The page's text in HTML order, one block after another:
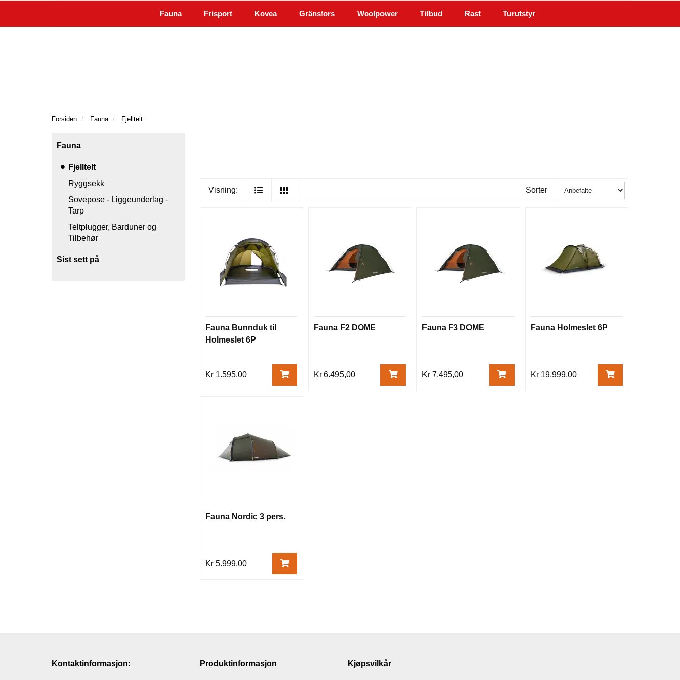
Kontakt ossFauna Frisport Kovea Gränsfors Woolpower Tilbud Rast Turutstyr
Forsiden Fauna Fjelltelt
Fauna
Fjelltelt
Ryggsekk
Sovepose - Liggeunderlag -
Tarp
Teltplugger, Barduner og
Tilbehør
Sist sett på
Visning: Sorter
Fauna Bunnduk til
Holmeslet 6P
Kr 1.595,00
Fauna F2 DOME
Kr 6.495,00
Fauna F3 DOME
Kr 7.495,00
Fauna Holmeslet 6P
Kr 19.999,00
Fauna Nordic 3 pers.
Kr 5.999,00
Kontaktinformasjon: Produktinformasjon Kjøpsvilkår